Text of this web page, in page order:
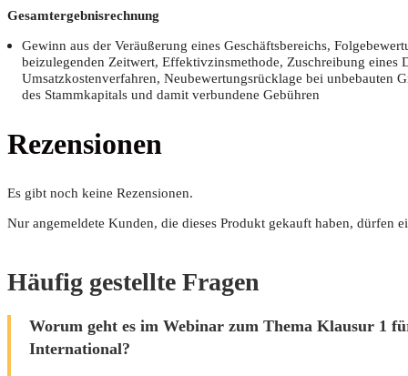
Gesamt­ergeb­nis­rech­nung
Gewinn aus der Ver­äu­ße­rung eines Geschäfts­be­reichs,
bei­zu­le­gen­den Zeit­wert, Effek­tiv­zins­me­tho­de, Zuschrei­bung eines
Umsatz­kos­ten­ver­fah­ren, Neu­be­wer­tungs­rück­la­ge bei unbe­bau­ten
des Stamm­ka­pi­tals und damit ver­bun­de­ne Gebühren
Rezensionen
Es gibt noch keine Rezensionen.
Nur angemeldete Kunden, die dieses Produkt gekauft haben, dürfen
Häufig gestellte Fragen
Worum geht es im Webinar zum Thema Klausur 1
International?